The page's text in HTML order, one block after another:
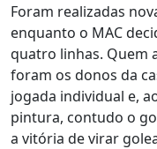
Foram realizadas
enquanto o MAC
quatro linhas. Quem
foram os donos da
jogada individual e,
pintura, contudo o
a vitória de virar